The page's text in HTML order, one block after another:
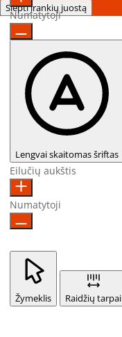
Slėpti įrankių juostą
Numatytoji
Lengvai skaitomas šriftas
Eilučių aukštis
Numatytoji
Žymeklis Raidžių tarpai